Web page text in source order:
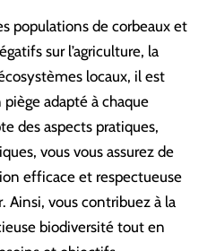
populations de corbeaux et
sur l’agriculture, la
locaux, il est
adapté à chaque
des aspects pratiques,
vous vous assurez de
efficace et respectueuse
Ainsi, vous contribuez à la
biodiversité tout en